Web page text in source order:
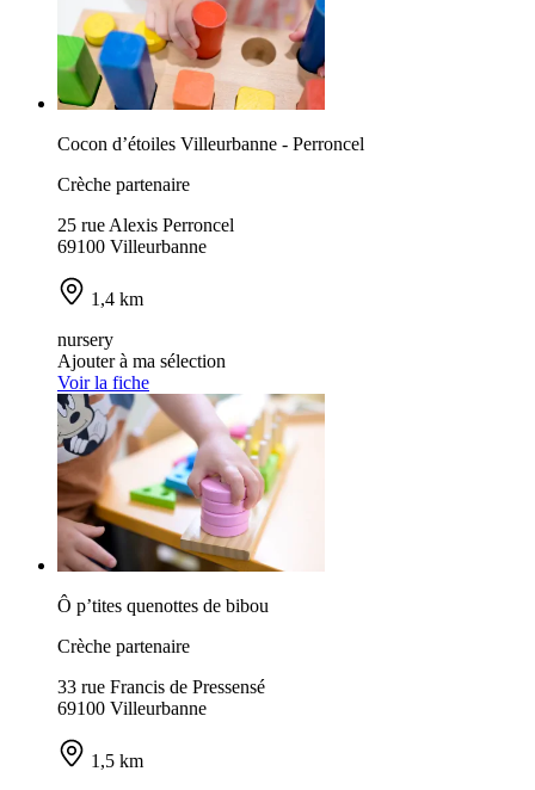
Cocon d’étoiles Villeurbanne - Perroncel
Crèche partenaire
25 rue Alexis Perroncel
69100 Villeurbanne
1,4 km
nursery
Ajouter à ma sélection
Voir la fiche
Ô p’tites quenottes de bibou
Crèche partenaire
33 rue Francis de Pressensé
69100 Villeurbanne
1,5 km